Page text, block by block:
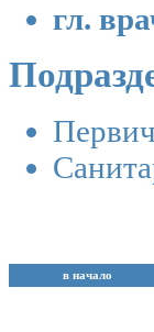
гл.
в начало